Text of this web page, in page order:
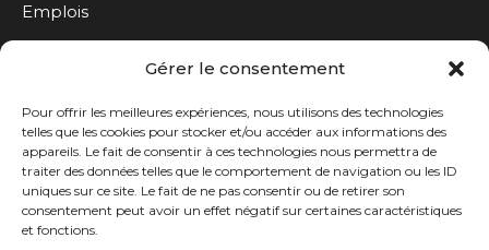
Gérer le consentement
Pour offrir les meilleures expériences, nous utilisons des technologies
telles que les cookies pour stocker et/ou accéder aux informations des
appareils. Le fait de consentir à ces technologies nous permettra de
traiter des données telles que le comportement de navigation ou les ID
uniques sur ce site. Le fait de ne pas consentir ou de retirer son
consentement peut avoir un effet négatif sur certaines caractéristiques
et fonctions.
Emplois
S'inscrire à l'infolettre